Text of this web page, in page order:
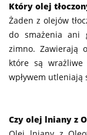
Który olej
Żaden z olejów
do smażenia ani
zimno. Zawierają
które są
wpływem utleniają
Czy olej lniany z